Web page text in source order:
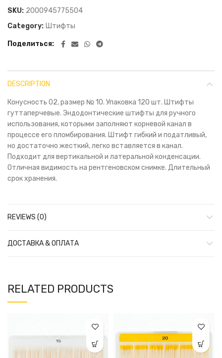
SKU: 2000945775504
Category: Штифты
Поделиться
DESCRIPTION
Конусность 02, размер № 10. Упаковка 120 шт. Штифты
гуттаперчевые. Эндодонтические штифты для ручного
использования, которыми заполняют корневой канал в
процессе его пломбирования. Штифт гибкий и податливый,
но достаточно жесткий, легко вставляется в канал.
Подходит для вертикальной и латеральной конденсации.
Отличная видимость на рентгеновском снимке. Длительный
срок хранения.
REVIEWS (0)
ДОСТАВКА & ОПЛАТА
RELATED PRODUCTS